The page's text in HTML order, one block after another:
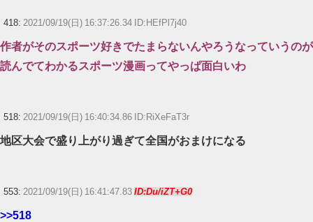
418: 2021/09/19(日) 16:37:26.34 ID:HEfPl7j40
作者がそのスポーツ好きでたまらないんやろうなっていうのが
読んでてわかるスポーツ漫画ってやっぱ面白いわ
518: 2021/09/19(日) 16:40:34.86 ID:RiXeFaT3r
地区大会で盛り上がり過ぎて全国がおまけになる
553: 2021/09/19(日) 16:41:47.83 ID:Du/iZT+G0
>>518